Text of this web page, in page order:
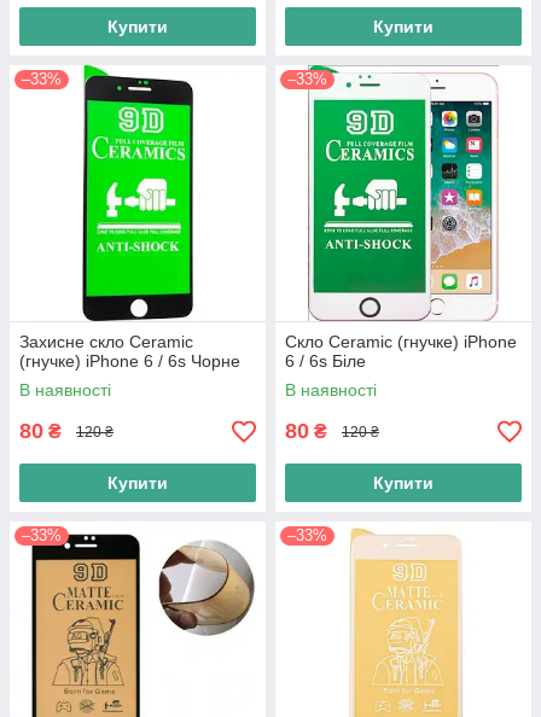
Купити Купити
–33%
Захисне скло Ceramic
(гнучке) iPhone 6 / 6s Чорне
В наявності
80 ₴ 120 ₴
Купити
–33%
Скло Ceramic (гнучке) iPhone
6 / 6s Біле
В наявності
80 ₴ 120 ₴
Купити
–33% –33%